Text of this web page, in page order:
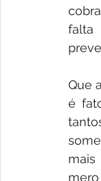
falta
Que
é
mais